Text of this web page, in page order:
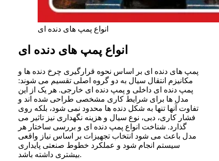
انواع پمپ های دنده ای
انواع پمپ های دنده ای
پمپ های دنده ای بر اساس نحوه قرارگیری چرخ دنده ها و
مکانیزم انتقال سیال به دو گروه اصلی تقسیم می شوند:
پمپ دنده ای داخلی و پمپ دنده ای خارجی. هر یک از این
مدل ها برای شرایط کاری مشخصی طراحی شده اند و
تفاوت آنها تنها به شکل دنده ها محدود نمی شود، بلکه روی
فشار کاری، دبی، نوع سیال و هزینه نگهداری نیز تاثیر می
گذارد. شناخت انواع پمپ دنده ای و بررسی ساختار هر
مدل باعث می شود انتخاب تجهیزات بر اساس نیاز واقعی
سیستم انجام شود و عملکرد خطوط صنعتی پایداری
بیشتری داشته باشد.